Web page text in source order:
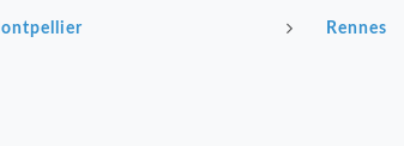
Rennes